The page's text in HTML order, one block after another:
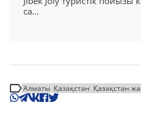
са...
Алматы Қазақстан Қазақстан